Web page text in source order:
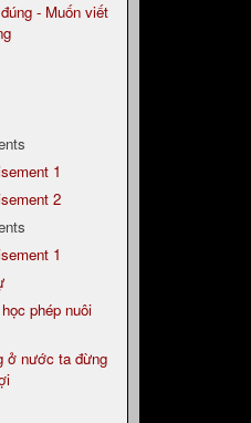
- Muốn viết
1
2
1
phép nuôi
ở nước ta đừng